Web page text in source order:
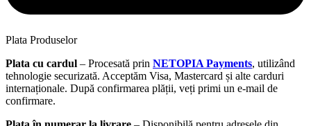
Plata Produselor
Plata cu cardul – Procesată prin NETOPIA Payments, utilizând
tehnologie securizată. Acceptăm Visa, Mastercard și alte carduri
internaționale. După confirmarea plății, veți primi un e-mail de
confirmare.